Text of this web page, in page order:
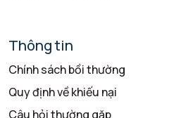
Thông tin
Chính sách bồi thường
Quy định về khiếu nại
Câu hỏi thường gặp